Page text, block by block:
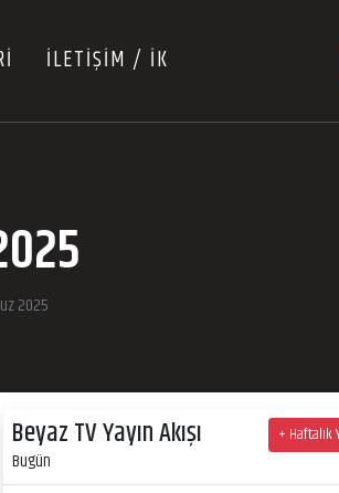
İLETİŞİM / İK
2025
Beyaz TV Yayın Akışı
Bugün
+ Haftalık